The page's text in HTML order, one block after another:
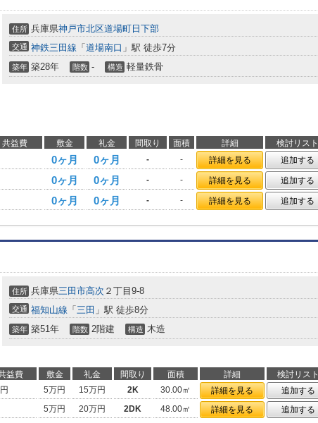
住所 兵庫県神戸市北区道場町日下部
交通 神鉄三田線 「 道場南口 」駅 徒歩7分
築年 築28年 階数 - 構造 軽量鉄骨
共益費 敷金 礼金 間取り 面積 詳細
検討リスト
0ヶ月 0ヶ月 - - 詳細を見る
追加する
0ヶ月 0ヶ月 - - 詳細を見る
追加する
0ヶ月 0ヶ月 - - 詳細を見る 追加する
住所 兵庫県三田市高次 ２丁目9-8
交通 福知山線 「 三田 」駅 徒歩8分
築年 築51年 階数 2階建 構造 木造
益費 敷金 礼金 間取り 面積 詳細
検討リスト
5万円 15万円 2K 30.00㎡ 詳細を見る
追加する
5万円 20万円 2DK 48.00㎡ 詳細を見る 追加する